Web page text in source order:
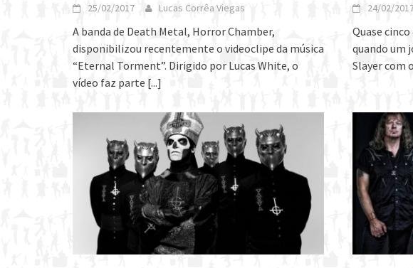
25/02/2017 Lucas Corrêa Viegas
A banda de Death Metal, Horror Chamber,
disponibilizou recentemente o videoclipe da música
“Eternal Torment”. Dirigido por Lucas White, o
vídeo faz parte [...]
24/02/
Quase
quando um
Slayer com